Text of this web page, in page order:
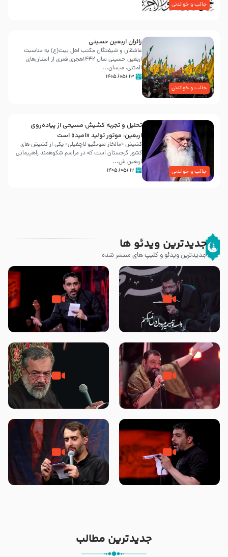
جالب و خواندنی
جالب و خواندنی
زائران اربعین حسینی
عاشقان و شیفتگان مکتب اهل بیت(ع) به مناسبت
اربعین حسینی سال ۱۴۴۲هجری قمری از استان‌های
المثنی، میسان...
۱۳ /۰۵/ ۱۴۰۵
جالب و خواندنی
تحلیل و تجربه کشیش مسیحی از پیاده‌روی
اربعین: موتور تولید «امید» است
کشیش «مالخاز سونگیو لاچفیلی» یکی از کشیش های
کشور گرجستان است که در مراسم شکوهمند راهپیمایی
اربعین ش...
۱۲ /۰۵/ ۱۴۰۵
جدیدترین ویدئو ها
جدیدترین ویدئو و کلیپ های منتشر شده
مصداق کربلا – حاج حسین سیب
سرخی
شور ، حسینا! به‌ حق زهرا «أُنْظُرْ
إِلَینا» – عزاداری شب هفتم ماه
جانا جانا ابی عبدالله – کربلایی جواد
مقدم – شب هشتم محرم 1448 –
مادر منم مثل تو خمیدم – حاج
محمود کریمی – شهادت حضرت
هیئت رایة العباس علیه السلام
تک ، عبّاس، صاحب دل‌هاست –
حاج حنیف طاهری – عزاداری شب
من غلام نوکراتم من عاشق کربلاتم
– شور زمینه – شب هفتم – محرم
جدیدترین مطالب